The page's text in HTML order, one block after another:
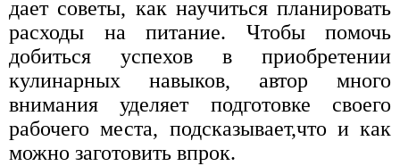
дает советы, как научиться планировать
расходы на питание. Чтобы помочь
добиться успехов в приобретении
кулинарных навыков, автор много
внимания уделяет подготовке своего
рабочего места, подсказывает,что и как
можно заготовить впрок.